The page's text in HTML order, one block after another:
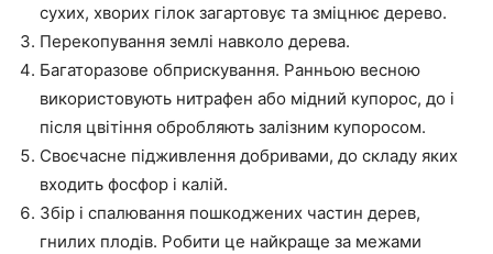
сухих, хворих гілок загартовує та зміцнює дерево.
Перекопування землі навколо дерева.
Багаторазове обприскування. Ранньою весною
використовують нитрафен або мідний купорос, до і
після цвітіння обробляють залізним купоросом.
Своєчасне підживлення добривами, до складу яких
входить фосфор і калій.
Збір і спалювання пошкоджених частин дерев,
гнилих плодів. Робити це найкраще за межами